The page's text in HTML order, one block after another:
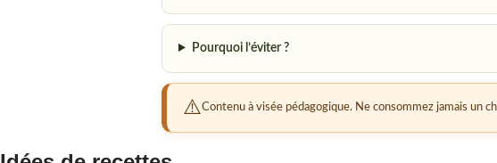
Pourquoi l’éviter ?
Contenu à visée pédagogique. Ne consommez jamais un